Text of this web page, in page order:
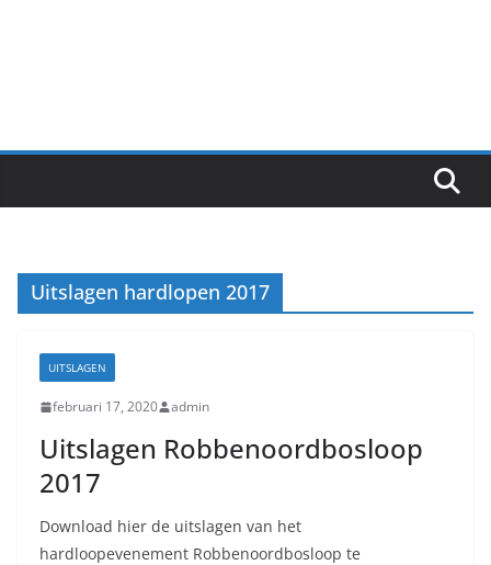
Uitslagen hardlopen 2017
UITSLAGEN
februari 17, 2020 admin
Uitslagen Robbenoordbosloop
2017
Download hier de uitslagen van het
hardloopevenement Robbenoordbosloop te